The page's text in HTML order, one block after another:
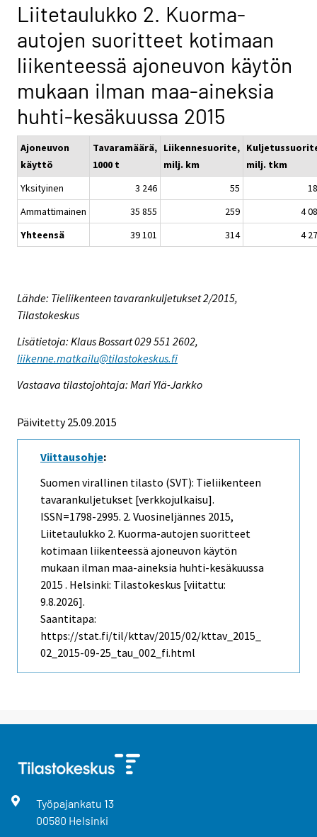
Liitetaulukko 2. Kuorma-
autojen suoritteet kotimaan
liikenteessä ajoneuvon käytön
mukaan ilman maa-aineksia
huhti-kesäkuussa 2015
Ajoneuvon
käyttö
Tavaramäärä,
1000 t
Liikennesuorite,
milj. km
milj. tkm
Yksityinen
3 246 55
Ammattimainen
35 855 259
4
Yhteensä
39 101 314 4
Lähde: Tieliikenteen tavarankuljetukset 2/2015,
Tilastokeskus
Lisätietoja: Klaus Bossart 029 551 2602,
liikenne.matkailu@tilastokeskus.fi
Vastaava tilastojohtaja: Mari Ylä-Jarkko
Päivitetty 25.09.2015
Viittausohje:
Suomen virallinen tilasto (SVT): Tieliikenteen
tavarankuljetukset [verkkojulkaisu].
ISSN=1798-2995. 2. Vuosineljännes 2015,
Liitetaulukko 2. Kuorma-autojen suoritteet
kotimaan liikenteessä ajoneuvon käytön
mukaan ilman maa-aineksia huhti-kesäkuussa
2015 . Helsinki: Tilastokeskus [viitattu:
9.8.2026].
Saantitapa:
https://stat.fi/til/kttav/2015/02/kttav_2015_
02_2015-09-25_tau_002_fi.html
Työpajankatu 13
00580 Helsinki